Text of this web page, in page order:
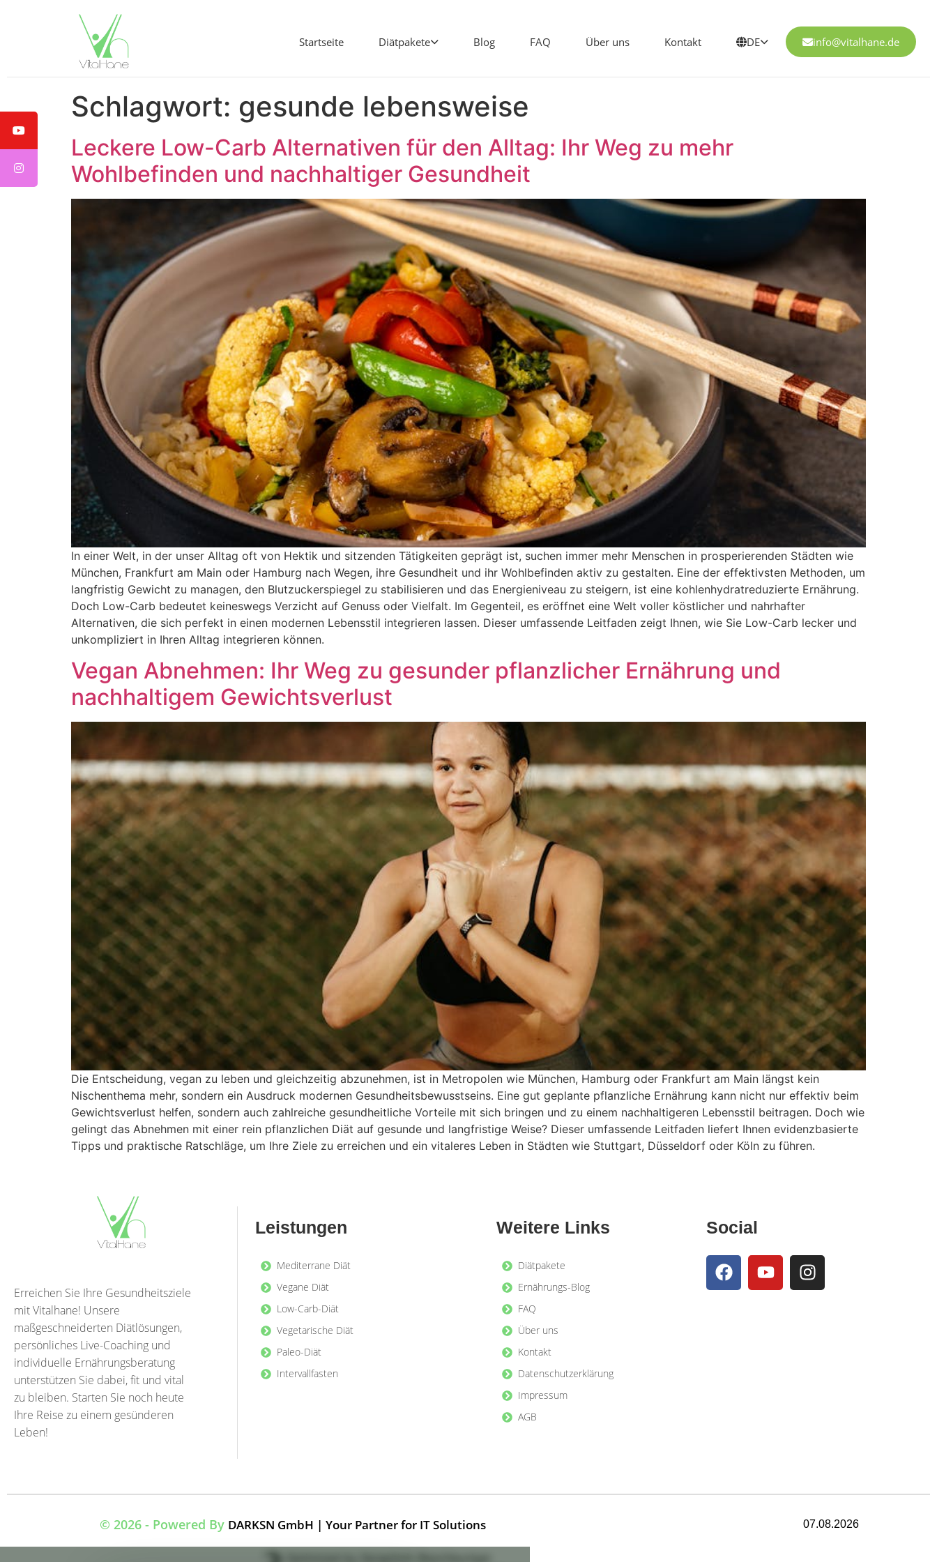
Startseite Diätpakete Blog FAQ Über uns Kontakt DE info@vitalhane.de
Schlagwort: gesunde lebensweise
Leckere Low-Carb Alternativen für den Alltag: Ihr Weg zu mehr
Wohlbefinden und nachhaltiger Gesundheit
In einer Welt, in der unser Alltag oft von Hektik und sitzenden Tätigkeiten geprägt ist, suchen immer mehr Menschen in prosperierenden Städten wie
München, Frankfurt am Main oder Hamburg nach Wegen, ihre Gesundheit und ihr Wohlbefinden aktiv zu gestalten. Eine der effektivsten Methoden, um
langfristig Gewicht zu managen, den Blutzuckerspiegel zu stabilisieren und das Energieniveau zu steigern, ist eine kohlenhydratreduzierte Ernährung.
Doch Low-Carb bedeutet keineswegs Verzicht auf Genuss oder Vielfalt. Im Gegenteil, es eröffnet eine Welt voller köstlicher und nahrhafter
Alternativen, die sich perfekt in einen modernen Lebensstil integrieren lassen. Dieser umfassende Leitfaden zeigt Ihnen, wie Sie Low-Carb lecker und
unkompliziert in Ihren Alltag integrieren können.
Vegan Abnehmen: Ihr Weg zu gesunder pflanzlicher Ernährung und
nachhaltigem Gewichtsverlust
Die Entscheidung, vegan zu leben und gleichzeitig abzunehmen, ist in Metropolen wie München, Hamburg oder Frankfurt am Main längst kein
Nischenthema mehr, sondern ein Ausdruck modernen Gesundheitsbewusstseins. Eine gut geplante pflanzliche Ernährung kann nicht nur effektiv beim
Gewichtsverlust helfen, sondern auch zahlreiche gesundheitliche Vorteile mit sich bringen und zu einem nachhaltigeren Lebensstil beitragen. Doch wie
gelingt das Abnehmen mit einer rein pflanzlichen Diät auf gesunde und langfristige Weise? Dieser umfassende Leitfaden liefert Ihnen evidenzbasierte
Tipps und praktische Ratschläge, um Ihre Ziele zu erreichen und ein vitaleres Leben in Städten wie Stuttgart, Düsseldorf oder Köln zu führen.
Erreichen Sie Ihre Gesundheitsziele
mit Vitalhane! Unsere
maßgeschneiderten Diätlösungen,
persönliches Live-Coaching und
individuelle Ernährungsberatung
unterstützen Sie dabei, fit und vital
zu bleiben. Starten Sie noch heute
Ihre Reise zu einem gesünderen
Leben!
Leistungen
Mediterrane Diät
Vegane Diät
Low-Carb-Diät
Vegetarische Diät
Paleo-Diät
Intervallfasten
Weitere Links
Diätpakete
Ernährungs-Blog
FAQ
Über uns
Kontakt
Datenschutzerklärung
Impressum
AGB
Social
© 2026 - Powered By DARKSN GmbH | Your Partner for IT Solutions 07.08.2026